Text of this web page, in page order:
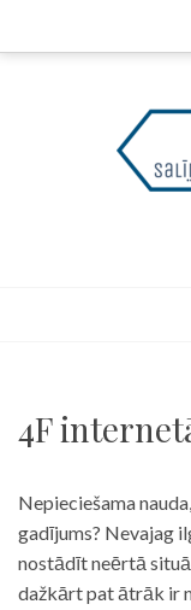
4F
Nepieciešama
gadījums? Nevajag
nostādīt neērtā
dažkārt pat ātrāk ir